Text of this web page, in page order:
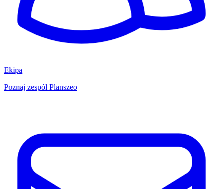
Ekipa
Poznaj zespół Planszeo